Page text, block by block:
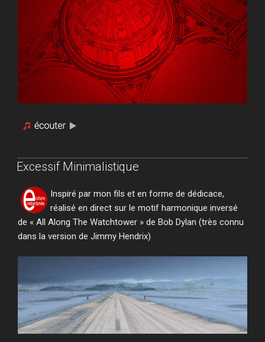
Excessif Minimalistique
Inspiré par mon fils et en forme de dédicace,
réalisé en direct sur le motif harmonique inversé
de « All Along The Watchtower » de Bob Dylan (très connu
dans la version de Jimmy Hendrix)